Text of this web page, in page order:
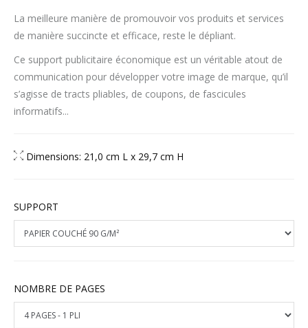
La meilleure manière de promouvoir vos produits et services
de manière succincte et efficace, reste le dépliant.
Ce support publicitaire économique est un véritable atout de
communication pour développer votre image de marque, qu’il
s’agisse de tracts pliables, de coupons, de fascicules
informatifs...
Dimensions: 21,0 cm L x 29,7 cm H
SUPPORT
NOMBRE DE PAGES